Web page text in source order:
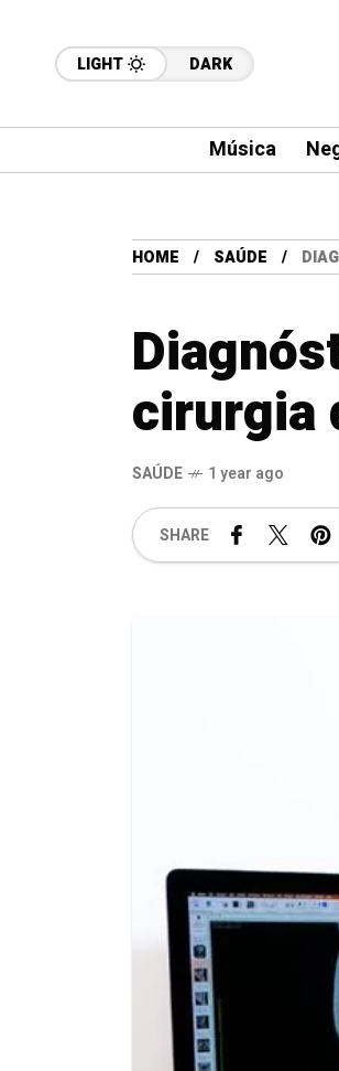
LIGHT DARK
Música
HOME SAÚDE
cirurgia
SAÚDE 1 year ago
SHARE